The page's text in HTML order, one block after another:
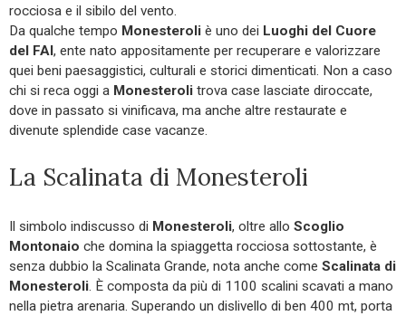
rocciosa e il sibilo del vento.
Da qualche tempo Monesteroli è uno dei Luoghi del Cuore
del FAI, ente nato appositamente per recuperare e valorizzare
quei beni paesaggistici, culturali e storici dimenticati. Non a caso
chi si reca oggi a Monesteroli trova case lasciate diroccate,
dove in passato si vinificava, ma anche altre restaurate e
divenute splendide case vacanze.
La Scalinata di Monesteroli
Il simbolo indiscusso di Monesteroli, oltre allo Scoglio
Montonaio che domina la spiaggetta rocciosa sottostante, è
senza dubbio la Scalinata Grande, nota anche come Scalinata di
Monesteroli. È composta da più di 1100 scalini scavati a mano
nella pietra arenaria. Superando un dislivello di ben 400 mt, porta